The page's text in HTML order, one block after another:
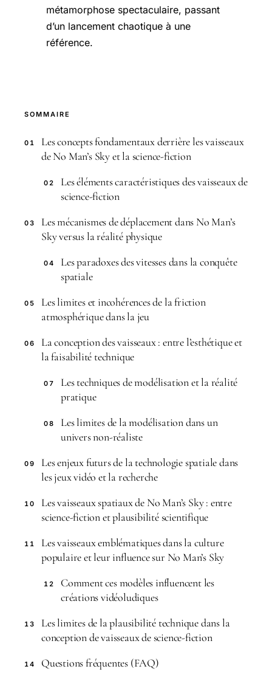
métamorphose spectaculaire, passant
d’un lancement chaotique à une
référence.
SOMMAIRE
01
Les concepts fondamentaux derrière les vaisseaux
de No Man’s Sky et la science-fiction
02
Les éléments caractéristiques des vaisseaux de
science-fiction
03
Les mécanismes de déplacement dans No Man’s
Sky versus la réalité physique
04
Les paradoxes des vitesses dans la conquête
spatiale
05
Les limites et incohérences de la friction
atmosphérique dans la jeu
06
La conception des vaisseaux : entre l’esthétique et
la faisabilité technique
07
Les techniques de modélisation et la réalité
pratique
08
Les limites de la modélisation dans un
univers non-réaliste
09
Les enjeux futurs de la technologie spatiale dans
les jeux vidéo et la recherche
10
Les vaisseaux spatiaux de No Man’s Sky : entre
science-fiction et plausibilité scientifique
11
Les vaisseaux emblématiques dans la culture
populaire et leur influence sur No Man’s Sky
12
Comment ces modèles influencent les
créations vidéoludiques
13
Les limites de la plausibilité technique dans la
conception de vaisseaux de science-fiction
14 Questions fréquentes (FAQ)